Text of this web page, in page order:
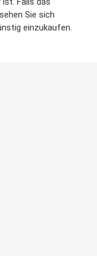
Sie sich
einzukaufen.